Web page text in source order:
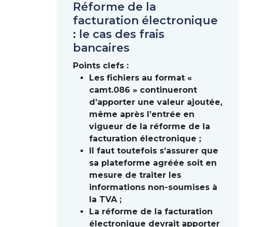
Typologie des entreprises
Source : Insee
Aucun report de l’entrée en vigueur de la réforme
été relevées à l’occasion de la loi de finances 2026,
conforme.
Modèle et transactions concernées
Réforme de la
facturation électronique
: le cas des frais
bancaires
Points clefs :
Les fichiers au format «
camt.086 » continueront
d’apporter une valeur ajoutée,
même après l’entrée en
vigueur de la réforme de la
facturation électronique ;
Il faut toutefois s’assurer que
sa plateforme agréée soit en
mesure de traiter les
informations non-soumises à
la TVA ;
La réforme de la facturation
électronique devrait apporter